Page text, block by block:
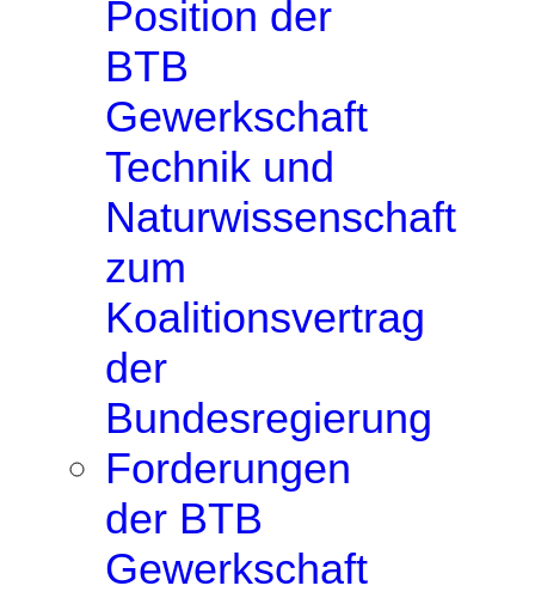
Position der
BTB
Gewerkschaft
Technik und
Naturwissenschaft
zum
Koalitionsvertrag
der
Bundesregierung
Forderungen
der BTB
Gewerkschaft